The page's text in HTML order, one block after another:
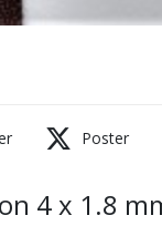
Poster
4 x 1.8